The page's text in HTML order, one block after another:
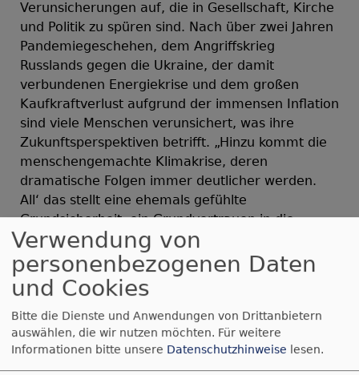
Verunsicherungen auf, die in Gesellschaft, Kirche
und Politik zu spüren sind. Nach über zwei Jahren
Pandemiegeschehen, dem Angriffskrieg
Russlands gegen die Ukraine, der damit
verbundenen Energiekrise und dem großen
Kaufkraftverlust aufgrund der immensen Inflation
sind viele Menschen verunsichert, was ihre
Zukunftsperspektiven betrifft. „Hinzu kommt die
menschengemachte Klimakrise, deren
dramatische Folgen immer deutlicher werden.
All‘ das stellt eine ehemals gefühlte
Grundsicherheit, ein Grundvertrauen in die
Zukunft, infrage“, so Jan Gildemeister,
Vorsitzender der Ökumenischen FriedensDekade
e. V..
Viele Menschen verspürten eine generelle
Unsicherheit. Bislang Selbstverständliches wird
als nicht mehr sicher wahrgenommen, wie etwa
das Zusammenleben in einem friedlichen Europa.
Verwendung von
personenbezogenen Daten
und Cookies
Bitte die Dienste und Anwendungen von Drittanbietern
auswählen, die wir nutzen möchten. Für weitere
Informationen bitte unsere Datenschutzhinweise lesen.